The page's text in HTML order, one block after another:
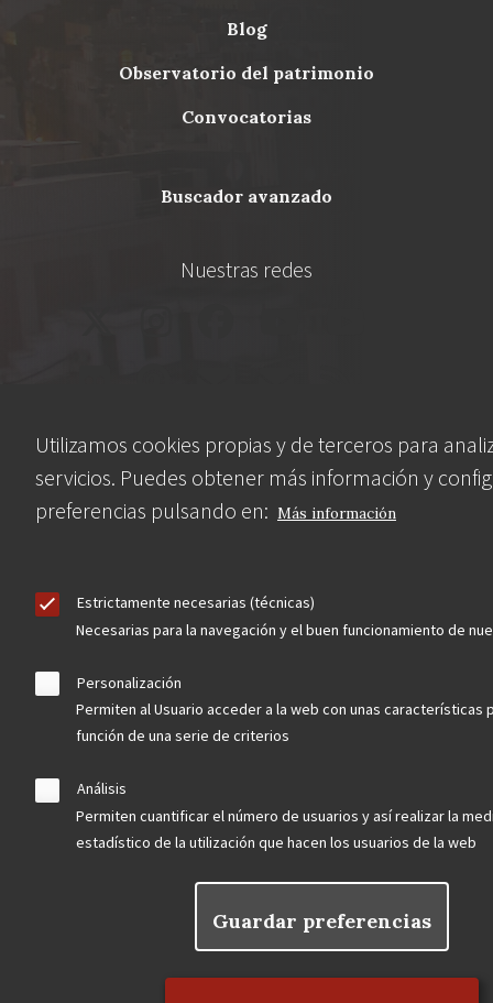
Utilizamos cookies propias y de terceros para
servicios. Puedes obtener más información y
preferencias pulsando en: Más información
Estrictamente necesarias (técnicas)
Necesarias para la navegación y el buen funcionamiento de
Personalización
Permiten al Usuario acceder a la web con unas características
función de una serie de criterios
Análisis
Permiten cuantificar el número de usuarios y así realizar la
estadístico de la utilización que hacen los usuarios de la web
Guardar preferencias
Menu
blog
observatorio del patrimonio
convocatorias
buscador avanzado
Nuestras redes
Contacta
Hazte socio
Menú
legal
Aviso Legal Política de privacidad